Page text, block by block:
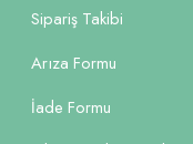
Sipariş Takibi
Arıza Formu
İade Formu